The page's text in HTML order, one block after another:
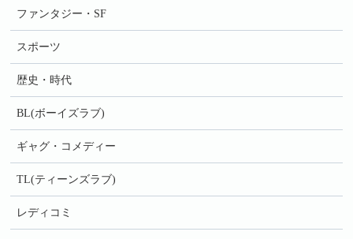
ファンタジー・SF
スポーツ
歴史・時代
BL(ボーイズラブ)
ギャグ・コメディー
TL(ティーンズラブ)
レディコミ